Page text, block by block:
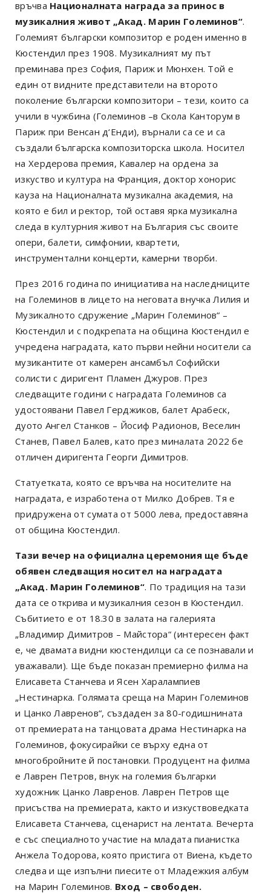
връчва Националната награда за принос в
музикалния живот „Акад. Марин Големинов“.
Големият български композитор е роден именно в
Кюстендил през 1908. Музикалният му път
преминава през София, Париж и Мюнхен. Той е
един от видните представители на второто
поколение български композитори – тези, които са
учили в чужбина (Големинов –в Скола Канторум в
Париж при Венсан д‘Енди), върнали са се и са
създали българска композиторска школа. Носител
на Хердерова премия, Кавалер на ордена за
изкуство и култура на Франция, доктор хонорис
кауза на Националната музикална академия, на
която е бил и ректор, той оставя ярка музикална
следа в културния живот на България със своите
опери, балети, симфонии, квартети,
инструментални концерти, камерни творби.
През 2016 година по инициатива на наследниците
на Големинов в лицето на неговата внучка Лилия и
Музикалното сдружение „Марин Големинов“ –
Кюстендил и с подкрепата на община Кюстендил е
учредена наградата, като първи нейни носители са
музикантите от камерен ансамбъл Софийски
солисти с диригент Пламен Джуров. През
следващите години с наградата Големинов са
удостоявани Павел Герджиков, балет Арабеск,
дуото Ангел Станков – Йосиф Радионов, Веселин
Станев, Павел Балев, като през миналата 2022 бе
отличен диригента Георги Димитров.
Статуетката, която се връчва на носителите на
наградата, е изработена от Милко Добрев. Тя е
придружена от сумата от 5000 лева, предоставяна
от община Кюстендил.
Тази вечер на официална церемония ще бъде
обявен следващия носител на наградата
„Акад. Марин Големинов“. По традиция на тази
дата се открива и музикалния сезон в Кюстендил.
Събитието е от 18.30 в залата на галерията
„Владимир Димитров – Майстора“ (интересен факт
е, че двамата видни кюстендилци са се познавали и
уважавали). Ще бъде показан премиерно филма на
Елисавета Станчева и Ясен Харалампиев
„Нестинарка. Голямата среща на Марин Големинов
и Цанко Лавренов“, създаден за 80-годишнината
от премиерата на танцовата драма Нестинарка на
Големинов, фокусирайки се върху една от
многобройните й постановки. Продуцент на филма
е Лаврен Петров, внук на големия българки
художник Цанко Лавренов. Лаврен Петров ще
присъства на премиерата, както и изкуствоведката
Елисавета Станчева, сценарист на лентата. Вечерта
е със специалното участие на младата пианистка
Анжела Тодорова, която пристига от Виена, където
следва и ще изпълни пиесите от Младежкия албум
на Марин Големинов. Вход – свободен.